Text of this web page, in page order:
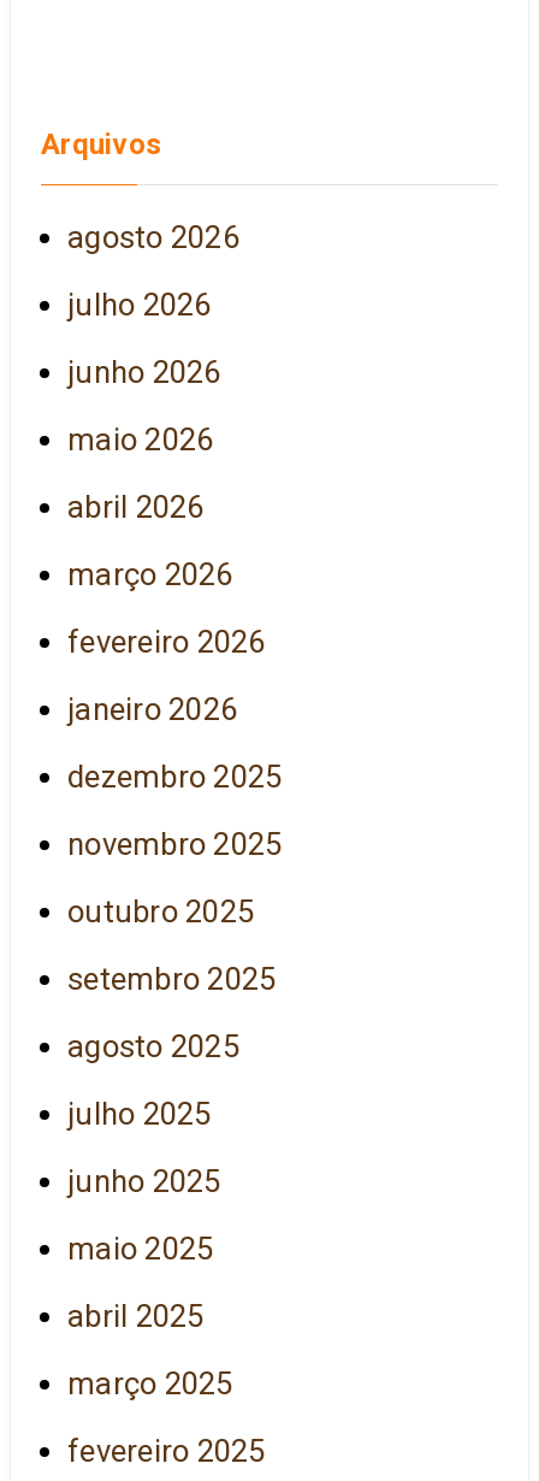
Arquivos
agosto 2026
julho 2026
junho 2026
maio 2026
abril 2026
março 2026
fevereiro 2026
janeiro 2026
dezembro 2025
novembro 2025
outubro 2025
setembro 2025
agosto 2025
julho 2025
junho 2025
maio 2025
abril 2025
março 2025
fevereiro 2025